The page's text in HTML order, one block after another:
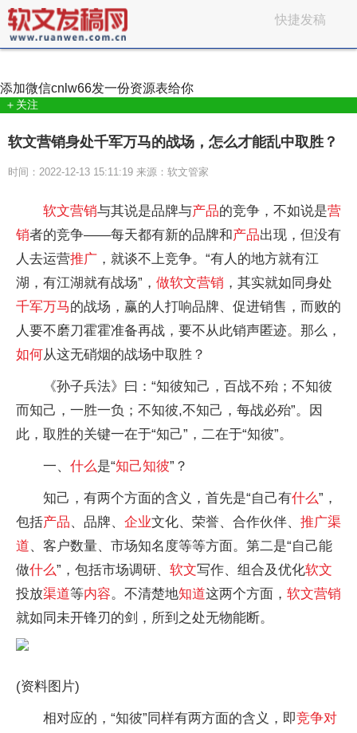
快捷发稿
添加微信cnlw66发一份资源表给你
＋关注
软文营销身处千军万马的战场，怎么才能乱中取胜？
时间：2022-12-13 15:11:19 来源：软文管家
软文营销与其说是品牌与产品的竞争，不如说是营
销者的竞争——每天都有新的品牌和产品出现，但没有
人去运营推广 ，就谈不上竞争。“有人的地方就有江
湖，有江湖就有战场”， 做软文营销 ，其实就如同身处
千军万马的战场，赢的人打响品牌、促进销售，而败的
人要不磨刀霍霍准备再战，要不从此销声匿迹。那么，
如何从这无硝烟的战场中取胜？
《孙子兵法》曰：“知彼知己，百战不殆；不知彼
而知己，一胜一负；不知彼,不知己，每战必殆”。因
此，取胜的关键一在于“知己”，二在于“知彼”。
一、 什么是“知己知彼”？
知己，有两个方面的含义，首先是“自己有什么”，
包括产品、品牌、 企业文化、荣誉、合作伙伴、 推广渠
道、客户数量、市场知名度等等方面。第二是“自己能
做什么”，包括市场调研、 软文写作、组合及优化软文
投放渠道等内容。不清楚地知道这两个方面， 软文营销
就如同未开锋刃的剑，所到之处无物能断。
(资料图片)
相对应的，“知彼”同样有两方面的含义，即竞争对